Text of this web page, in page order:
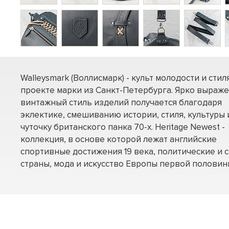
Walleysmark (Воллисмарк) - культ молодости и
проекте марки из Санкт-Петербурга. Ярко
винтажный стиль изделий получается благодаря
эклектике, смешиванию истории, стиля, культуры
чуточку британского панка 70-х. Heritage Newest -
коллекция, в основе которой лежат английские
спортивные достижения 19 века, политические и
страны, мода и искусство Европы первой